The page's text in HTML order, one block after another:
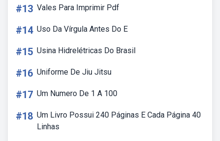
#13 Vales Para Imprimir Pdf
#14 Uso Da Vírgula Antes Do E
#15 Usina Hidrelétricas Do Brasil
#16 Uniforme De Jiu Jitsu
#17 Um Numero De 1 A 100
#18 Um Livro Possui 240 Páginas E Cada Página 40
Linhas